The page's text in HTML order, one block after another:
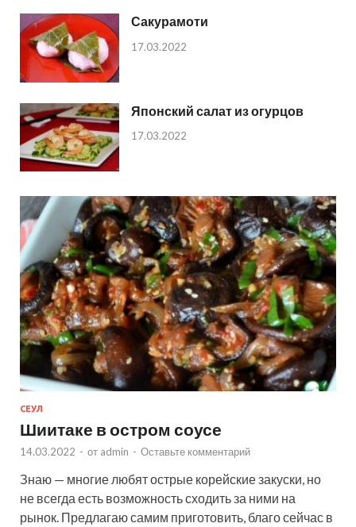
Сакурамоти
17.03.2022
Японский салат из огурцов
17.03.2022
СЕУЛ
Шиитаке в остром соусе
14.03.2022 - от admin - Оставьте комментарий
Знаю — многие любят острые корейские закуски, но
не всегда есть возможность сходить за ними на
рынок. Предлагаю самим приготовить, благо сейчас в